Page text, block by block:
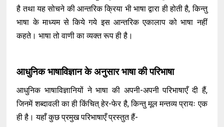
है तथा यह सोचने की आन्तरिक क्रिया भी भाषा द्वारा ही होती है, किन्तु
भाषा के माध्यम से किये गये इस आन्तरिक एकालाप को भाषा नहीं
कहते। भाषा तो वाणी का व्यक्त रूप ही है।
आधुनिक भाषाविज्ञान के अनुसार भाषा की परिभाषा
आधुनिक भाषाविज्ञानियों ने भाषा की अपनी-अपनी परिभाषाएँ दी हैं,
जिनमें शब्दावली का ही किंचित् हेर-फेर है, किन्तु मूल मन्तव्य प्रायः एक
ही है। यहाँ कुछ प्रमुख परिभाषाएँ प्रस्तुत हैं-